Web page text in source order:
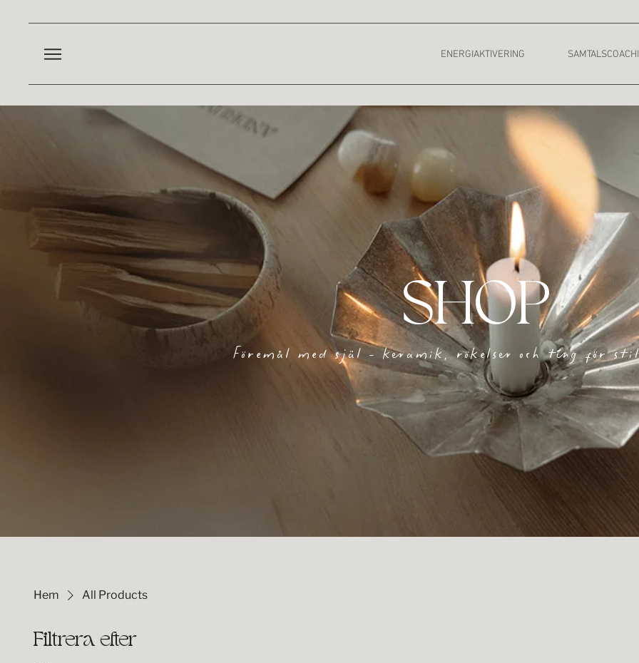
ENERGIAKTIVERING
SHOP
Föremål med själ - keramik, rökelser och ting för
Hem All Products
Filtrera efter